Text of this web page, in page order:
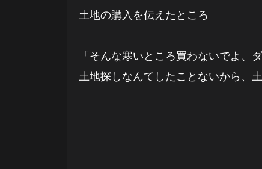
土地の購入を伝えたところ
「そんな寒いところ買わないでよ、
土地探しなんてしたことないから、